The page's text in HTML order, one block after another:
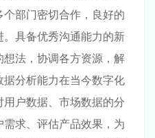
部门密切合作，良好的
具备优秀沟通能力的新
想法，协调各方资源，解
分析能力在当今数字化
户数据、市场数据的分
求、评估产品效果，为